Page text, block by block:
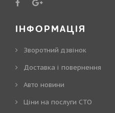
ІНФОРМАЦІЯ
Зворотний дзвінок
Доставка і повернення
Авто новини
Ціни на послуги СТО